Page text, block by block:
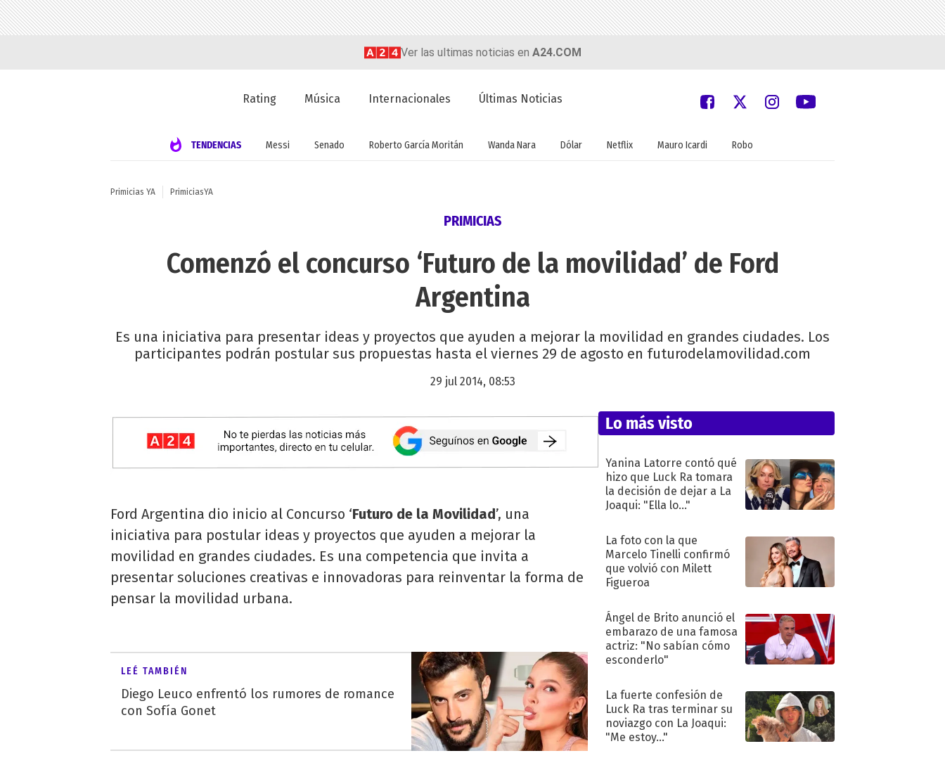
Ver las ultimas noticias en A24.COM
Rating Música Internacionales Últimas Noticias
TENDENCIAS Messi Senado Roberto García Moritán Wanda Nara Dólar Netflix Mauro Icardi Robo
Primicias YA PrimiciasYA
PRIMICIAS
Comenzó el concurso ‘Futuro de la movilidad’ de Ford
Argentina
Es una iniciativa para presentar ideas y proyectos que ayuden a mejorar la movilidad en grandes ciudades. Los
participantes podrán postular sus propuestas hasta el viernes 29 de agosto en futurodelamovilidad.com
29 jul 2014, 08:53
Ford Argentina dio inicio al Concurso ‘Futuro de la Movilidad’, una
iniciativa para postular ideas y proyectos que ayuden a mejorar la
movilidad en grandes ciudades. Es una competencia que invita a
presentar soluciones creativas e innovadoras para reinventar la forma de
pensar la movilidad urbana.
LEÉ TAMBIÉN
Diego Leuco enfrentó los rumores de romance
con Sofía Gonet
Lo más visto
Yanina Latorre contó qué
hizo que Luck Ra tomara
la decisión de dejar a La
Joaqui: "Ella lo..."
La foto con la que
Marcelo Tinelli confirmó
que volvió con Milett
Figueroa
Ángel de Brito anunció el
embarazo de una famosa
actriz: "No sabían cómo
esconderlo"
La fuerte confesión de
Luck Ra tras terminar su
noviazgo con La Joaqui:
"Me estoy..."